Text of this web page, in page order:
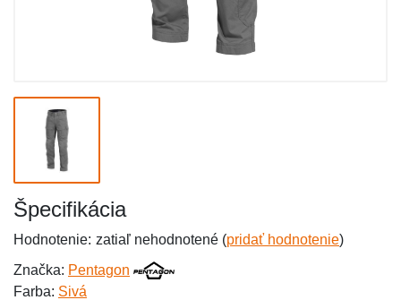
Špecifikácia
Hodnotenie: zatiaľ nehodnotené (pridať hodnotenie)
Značka: Pentagon
Farba: Sivá